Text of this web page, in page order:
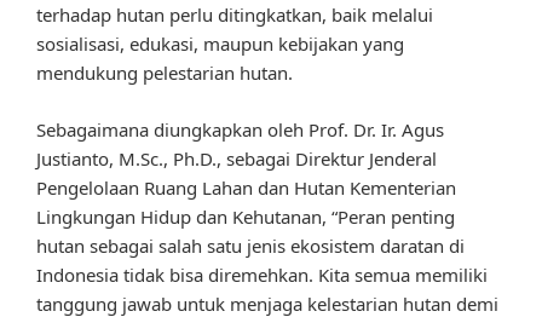
terhadap hutan perlu ditingkatkan, baik melalui
sosialisasi, edukasi, maupun kebijakan yang
mendukung pelestarian hutan.
Sebagaimana diungkapkan oleh Prof. Dr. Ir. Agus
Justianto, M.Sc., Ph.D., sebagai Direktur Jenderal
Pengelolaan Ruang Lahan dan Hutan Kementerian
Lingkungan Hidup dan Kehutanan, “Peran penting
hutan sebagai salah satu jenis ekosistem daratan di
Indonesia tidak bisa diremehkan. Kita semua memiliki
tanggung jawab untuk menjaga kelestarian hutan demi